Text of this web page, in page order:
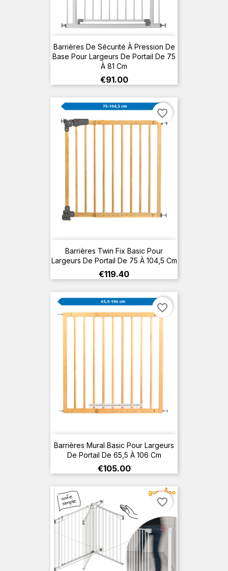
Barrières De Sécurité À Pression De
Base Pour Largeurs De Portail De 75
À 81 Cm
Price
€91.00
Barrières Twin Fix Basic Pour
Largeurs De Portail De 75 À 104,5 Cm
Price
€119.40
favorite_border
Barrières Mural Basic Pour Largeurs
De Portail De 65,5 À 106 Cm
Price
€105.00
favorite_border
favorite_border